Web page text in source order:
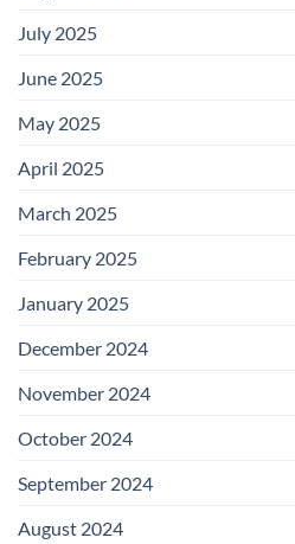
July 2025
June 2025
May 2025
April 2025
March 2025
February 2025
January 2025
December 2024
November 2024
October 2024
September 2024
August 2024